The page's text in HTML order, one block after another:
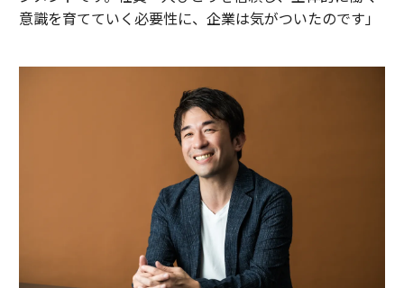
意識を育てていく必要性に、企業は気がついたのです」